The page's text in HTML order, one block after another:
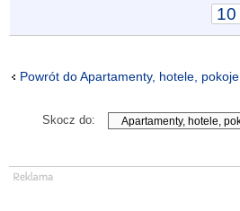
10
Powrót do Apartamenty, hotele, pokoje
Skocz do: